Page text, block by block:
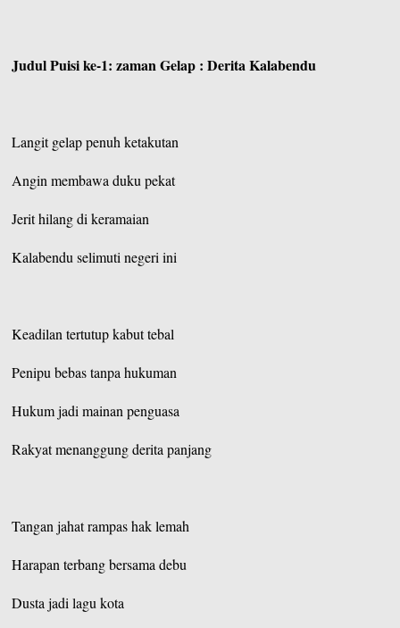
Judul Puisi ke-1: zaman Gelap : Derita Kalabendu
Langit gelap penuh ketakutan
Angin membawa duku pekat
Jerit hilang di keramaian
Kalabendu selimuti negeri ini
Keadilan tertutup kabut tebal
Penipu bebas tanpa hukuman
Hukum jadi mainan penguasa
Rakyat menanggung derita panjang
Tangan jahat rampas hak lemah
Harapan terbang bersama debu
Dusta jadi lagu kota